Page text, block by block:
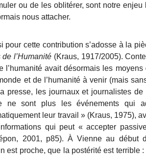
ou de les oblitérer, sont notre enjeu
nous attacher.
pour cette contributions’adosse à la
l’Humanité (Kraus, 1917/2005).
l’humanité avait désormais les
et de l’humanité à venir (mais
presse, les journaux et journalistes
ne sont plus les événements qui
leur travail » (Kraus, 1975),
qui peut « accepter
2001, p85). À Vienne au début
est proche, que la postérité est terrible